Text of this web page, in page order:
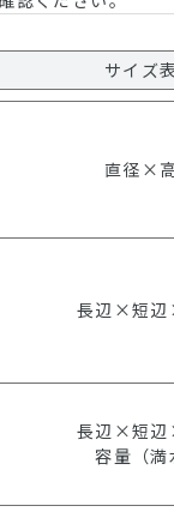
サイズ
直径×
長辺×短
長辺×短
容量（満